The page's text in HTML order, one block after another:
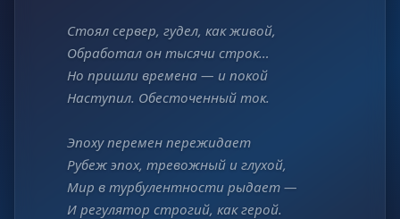
Стоял сервер, гудел, как живой,
Обработал он тысячи строк…
Но пришли времена — и покой
Наступил. Обесточенный ток.
Эпоху перемен пережидает
Рубеж эпох, тревожный и глухой,
Мир в турбулентности рыдает —
И регулятор строгий, как герой.